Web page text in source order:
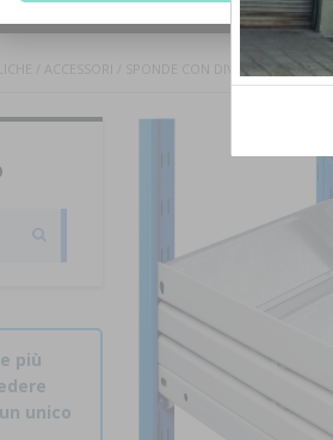
ACCESSORI / SPONDE CON DIVISORI PER
più
unico